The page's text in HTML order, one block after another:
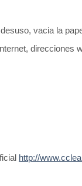
vacia la
direcciones
http://